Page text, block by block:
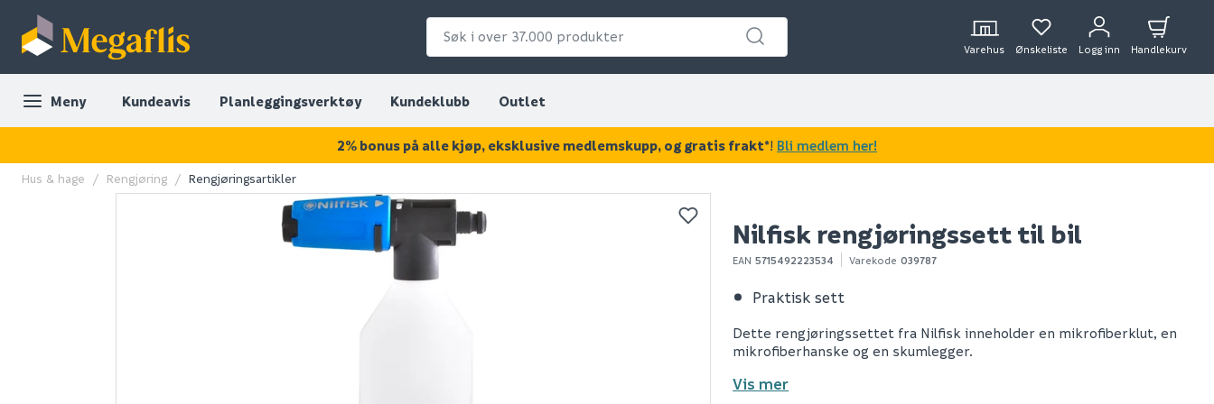
Varehus Ønskeliste Logg inn Handlekurv
Meny Kundeavis Planleggingsverktøy Kundeklubb Outlet
KAN DISSE VÆRE AV INTERESSE?
Hus & hage Rengjøring Rengjøringsartikler
Nilfisk rengjøringssett til bil
EAN 5715492223534 Varekode 039787
Praktisk sett
Dette rengjøringssettet fra Nilfisk inneholder en mikrofiberklut, en
mikrofiberhanske og en skumlegger.
Vis mer
2% bonus på alle kjøp, eksklusive medlemskupp, og gratis frakt*! Bli medlem her!